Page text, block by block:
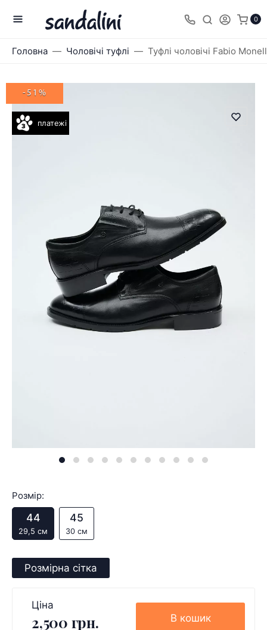
0
Головна Чоловічі туфлі Туфлі чоловічі Fabio
платежі
-51%
Розмір:
44
29,5 см
45
30 см
Розмірна сітка
Ціна
2,500 грн. В кошик